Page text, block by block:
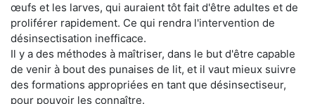
œufs et les larves, qui auraient tôt fait d'être adultes et de
proliférer rapidement. Ce qui rendra l'intervention de
désinsectisation inefficace.
Il y a des méthodes à maîtriser, dans le but d'être capable
de venir à bout des punaises de lit, et il vaut mieux suivre
des formations appropriées en tant que désinsectiseur,
pour pouvoir les connaître.